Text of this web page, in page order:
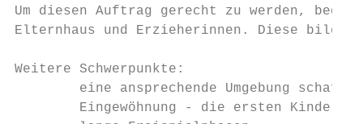
Um diesen Auftrag gerecht zu werden,
Elternhaus und Erzieherinnen. Diese bildet
Weitere Schwerpunkte:
        eine ansprechende Umgebung schaffen
Eingewöhnung - die ersten